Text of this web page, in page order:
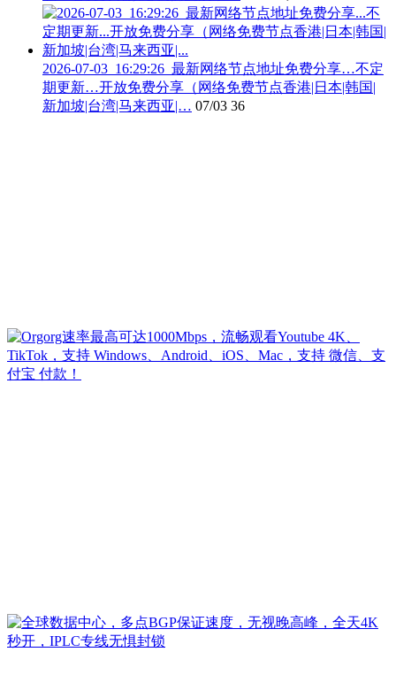
2026-07-03_16:29:26_最新网络节点地址免费分享…不定
期更新…开放免费分享（网络免费节点香港|日本|韩国|
新加坡|台湾|马来西亚|… 07/03 36